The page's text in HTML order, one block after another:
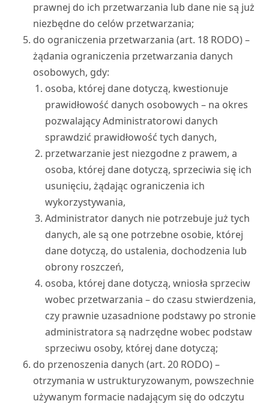
prawnej do ich przetwarzania lub dane nie są już
niezbędne do celów przetwarzania;
do ograniczenia przetwarzania (art. 18 RODO) –
żądania ograniczenia przetwarzania danych
osobowych, gdy:
osoba, której dane dotyczą, kwestionuje
prawidłowość danych osobowych – na okres
pozwalający Administratorowi danych
sprawdzić prawidłowość tych danych,
przetwarzanie jest niezgodne z prawem, a
osoba, której dane dotyczą, sprzeciwia się ich
usunięciu, żądając ograniczenia ich
wykorzystywania,
Administrator danych nie potrzebuje już tych
danych, ale są one potrzebne osobie, której
dane dotyczą, do ustalenia, dochodzenia lub
obrony roszczeń,
osoba, której dane dotyczą, wniosła sprzeciw
wobec przetwarzania – do czasu stwierdzenia,
czy prawnie uzasadnione podstawy po stronie
administratora są nadrzędne wobec podstaw
sprzeciwu osoby, której dane dotyczą;
do przenoszenia danych (art. 20 RODO) –
otrzymania w ustrukturyzowanym, powszechnie
używanym formacie nadającym się do odczytu